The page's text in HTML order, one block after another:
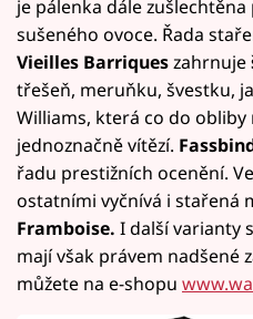
je pálenka dále
sušeného ovoce. Řada
Vieilles Barriqueszahrnuje
třešeň, meruňku, švestku,
Williams, která co do
jednoznačně vítězí.
řadu prestižních ocenění.
ostatními vyčnívá i stařená
Framboise. I další varianty
mají však právem nadšené
můžete na e-shopu